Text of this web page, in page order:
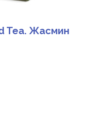
Tea. Жасмин